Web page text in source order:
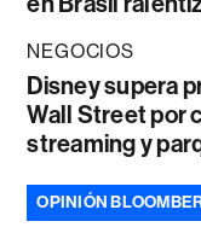
NEGOCIOS
Disney supera
Wall Street por
streaming y
OPINIÓN